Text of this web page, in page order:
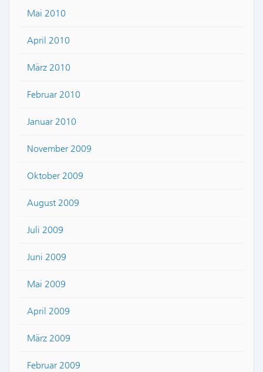
Mai 2010
April 2010
März 2010
Februar 2010
Januar 2010
November 2009
Oktober 2009
August 2009
Juli 2009
Juni 2009
Mai 2009
April 2009
März 2009
Februar 2009